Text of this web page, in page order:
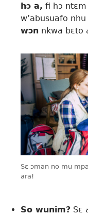
hɔ a, fi hɔ
w’abusuafo
wɔn nkwa bɛto
Sɛ ɔman no mu
ara!
So wunim? Sɛ